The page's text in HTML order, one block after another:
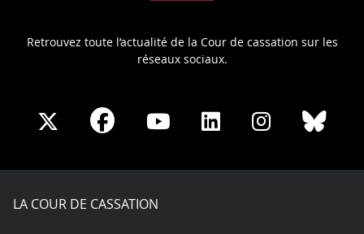
Retrouvez toute l’actualité de la Cour de cassation sur les
réseaux sociaux.
Share
X
Share
Facebook
Share
Youtube
Share
LinkedIn
Share
Instagram
LA COUR DE CASSATION